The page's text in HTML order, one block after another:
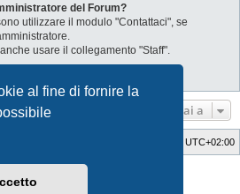
al fine di fornire la
del Forum?
utilizzare il modulo "Contattaci", se
usare il collegamento "Staff".
Vai a
UTC+02:00
GTA game
® Forum Software © phpBB Limited